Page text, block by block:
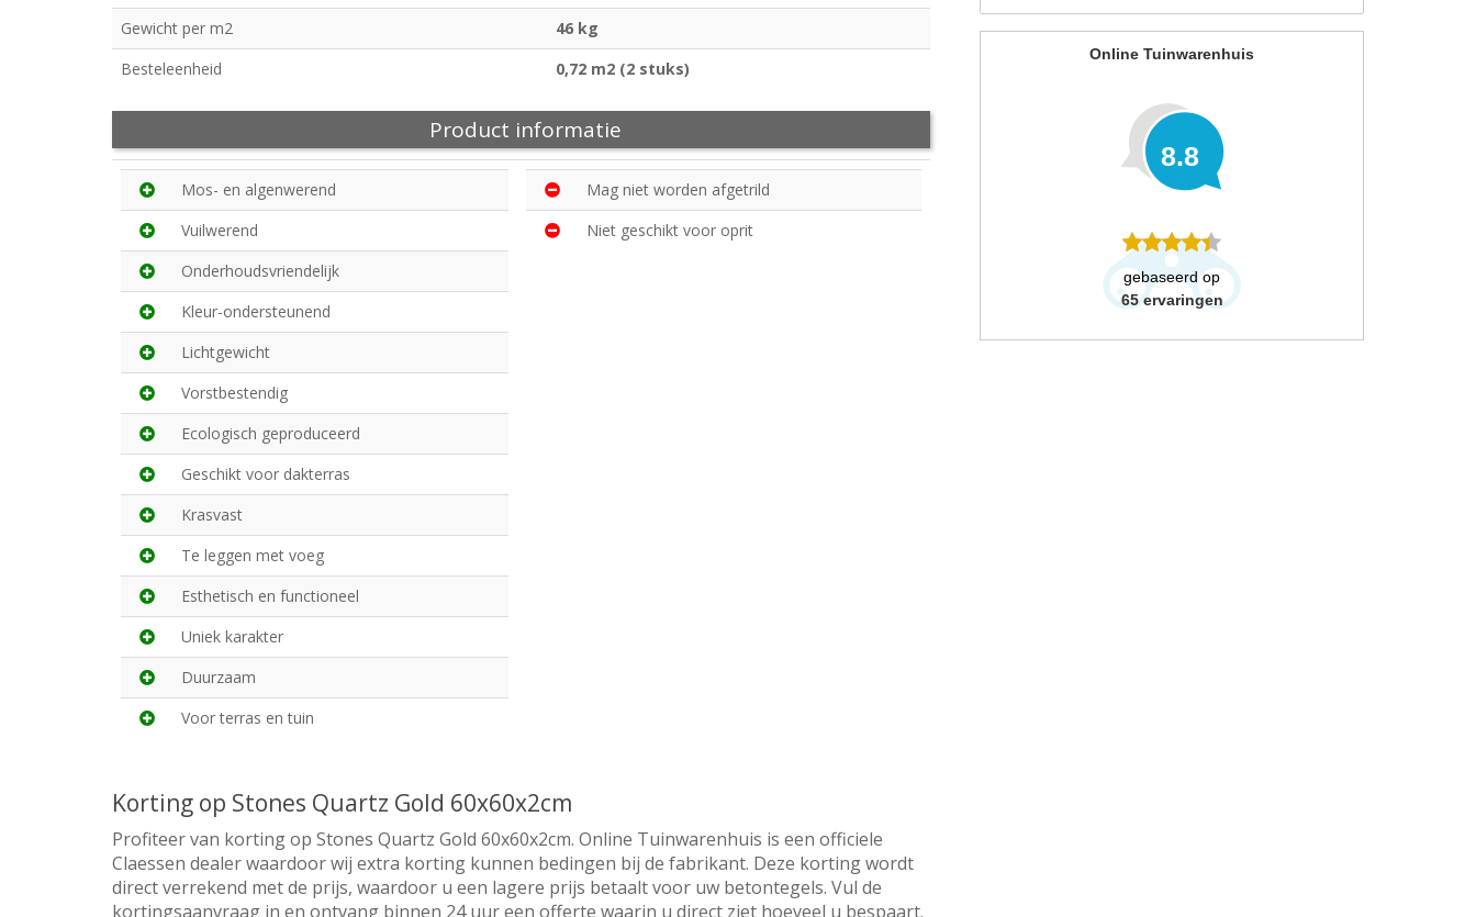
Gewicht per m2
46 kg
Besteleenheid
0,72 m2 (2 stuks)
Product informatie
Mos- en algenwerend
Vuilwerend
Onderhoudsvriendelijk
Kleur-ondersteunend
Lichtgewicht
Vorstbestendig
Ecologisch geproduceerd
Geschikt voor dakterras
Krasvast
Te leggen met voeg
Esthetisch en functioneel
Uniek karakter
Duurzaam
Voor terras en tuin
Mag niet worden afgetrild
Niet geschikt voor oprit
Korting op Stones Quartz Gold 60x60x2cm
Profiteer van korting op Stones Quartz Gold 60x60x2cm. Online Tuinwarenhuis is een officiele
Claessen dealer waardoor wij extra korting kunnen bedingen bij de fabrikant. Deze korting wordt
direct verrekend met de prijs, waardoor u een lagere prijs betaalt voor uw betontegels. Vul de
kortingsaanvraag in en ontvang binnen 24 uur een offerte waarin u direct ziet hoeveel u bespaart.
Online Tuinwarenhuis
8.8
gebaseerd op
65 ervaringen